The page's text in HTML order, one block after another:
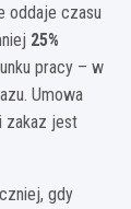
oddaje czasu
25%
pracy – w
Umowa
zakaz jest
gdy